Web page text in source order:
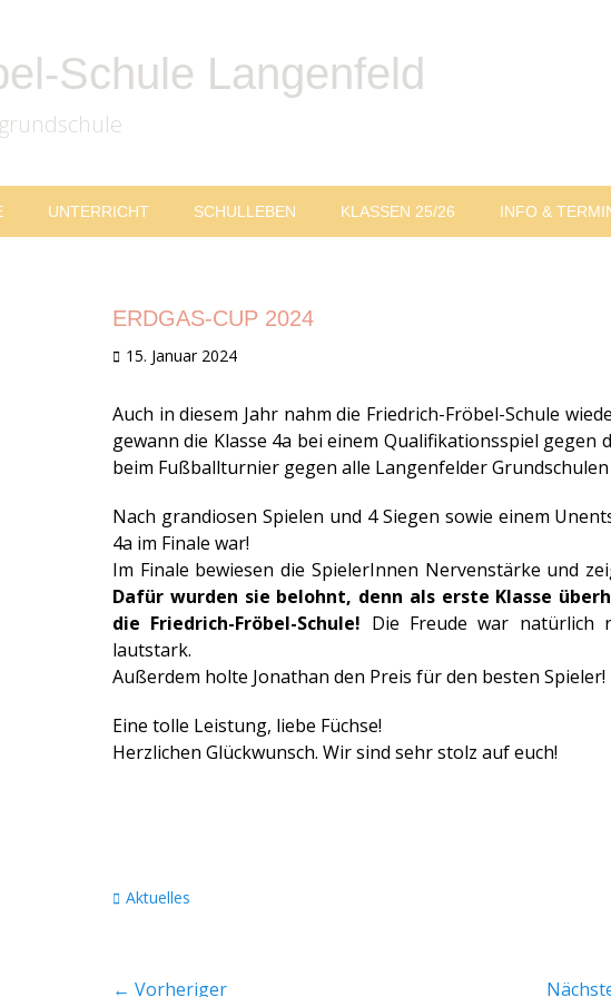
Schule Langenfeld
UNTERRICHT SCHULLEBEN KLASSEN 25/26 INFO &
ERDGAS-CUP 2024
Veröffentlicht
15. Januar 2024
Auch in diesem Jahr nahm die Friedrich-Fröbel-Schule
gewann die Klasse 4a bei einem Qualifikationsspiel gegen
beim Fußballturnier gegen alle Langenfelder
Nach grandiosen Spielen und 4 Siegen sowie einem
4a im Finale war!
Im Finale bewiesen die SpielerInnen Nervenstärke und
Dafür wurden sie belohnt, denn als erste Klasse
die Friedrich-Fröbel-Schule! Die Freude war natürlich
lautstark.
Außerdem holte Jonathan den Preis für den besten Spieler!
Eine tolle Leistung, liebe Füchse!
Herzlichen Glückwunsch. Wir sind sehr stolz auf euch!
Kategorien
Aktuelles
← Vorheriger